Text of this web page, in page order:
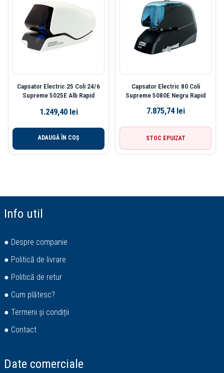
Capsator Electric 25 Coli 24/6
Supreme 5025E Alb Rapid
1.249,40 lei
ADAUGĂ ÎN COȘ
Capsator Electric 80 Coli
Supreme 5080E Negru Rapid
7.875,74 lei
STOC EPUIZAT
Info util
● Despre companie
● Politică de livrare
● Politică de retur
● Cum plătesc?
● Termeni și condiții
● Contact
Date comerciale